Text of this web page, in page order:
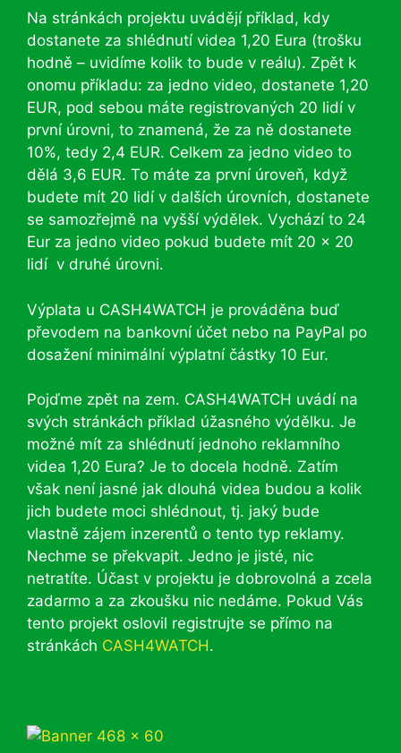
Na stránkách projektu uvádějí příklad, kdy
dostanete za shlédnutí videa 1,20 Eura (trošku
hodně – uvidíme kolik to bude v reálu). Zpět k
onomu příkladu: za jedno video, dostanete 1,20
EUR, pod sebou máte registrovaných 20 lidí v
první úrovni, to znamená, že za ně dostanete
10%, tedy 2,4 EUR. Celkem za jedno video to
dělá 3,6 EUR. To máte za první úroveň, když
budete mít 20 lidí v dalších úrovních, dostanete
se samozřejmě na vyšší výdělek. Vychází to 24
Eur za jedno video pokud budete mít 20 x 20
lidí v druhé úrovni.
Výplata u CASH4WATCH je prováděna buď
převodem na bankovní účet nebo na PayPal po
dosažení minimální výplatní částky 10 Eur.
Pojďme zpět na zem. CASH4WATCH uvádí na
svých stránkách příklad úžasného výdělku. Je
možné mít za shlédnutí jednoho reklamního
videa 1,20 Eura? Je to docela hodně. Zatím
však není jasné jak dlouhá videa budou a kolik
jich budete moci shlédnout, tj. jaký bude
vlastně zájem inzerentů o tento typ reklamy.
Nechme se překvapit. Jedno je jisté, nic
netratíte. Účast v projektu je dobrovolná a zcela
zadarmo a za zkoušku nic nedáme. Pokud Vás
tento projekt oslovil registrujte se přímo na
stránkách CASH4WATCH.